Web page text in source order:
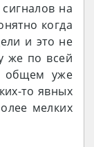
на
когда
и это не
же по всей
общем уже
то явных
мелких